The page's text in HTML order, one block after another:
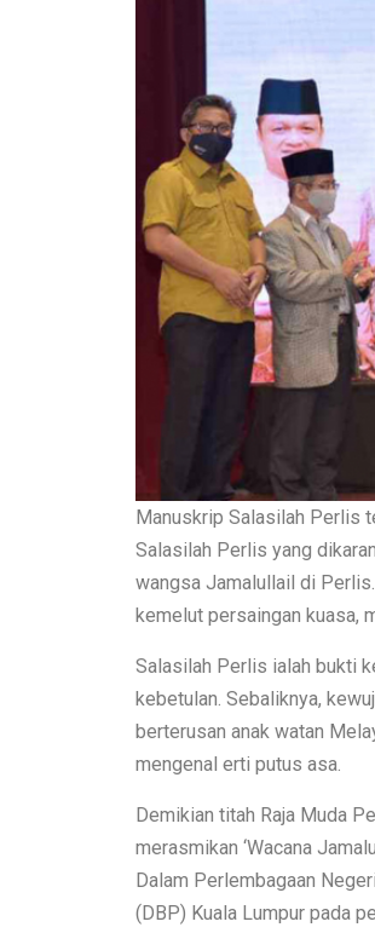
Manuskrip Salasilah Perlis
Salasilah Perlis yang
wangsa Jamalullail di
kemelut persaingan kuasa,
Salasilah Perlis ialah bukti
kebetulan. Sebaliknya,
berterusan anak watan
mengenal erti putus asa.
Demikian titah Raja Muda
merasmikan ‘Wacana
Dalam Perlembagaan
(DBP) Kuala Lumpur pada